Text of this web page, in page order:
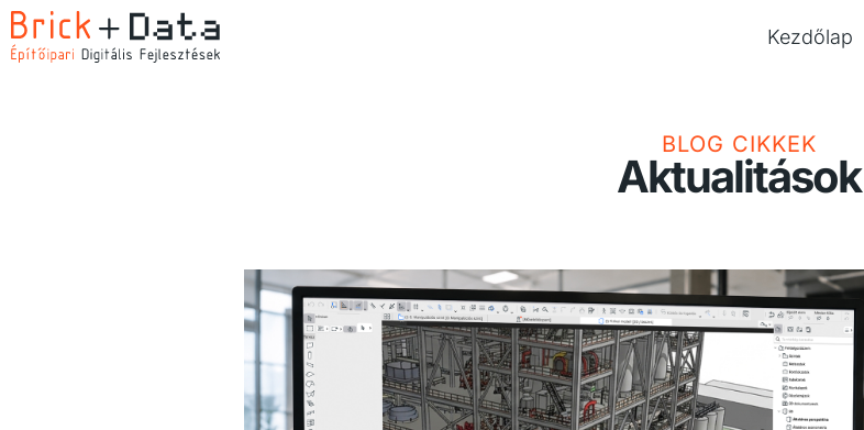
Kezdőlap
BLOG CIKKEK
Aktualitások